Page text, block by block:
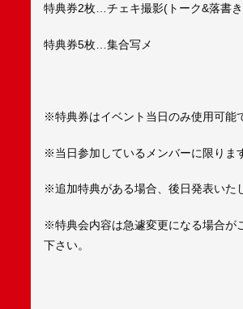
特典券2枚…チェキ撮影(トーク&落書
特典券5枚…集合写メ
※特典券はイベント当日のみ使用可能
※当日参加しているメンバーに限りま
※追加特典がある場合、後日発表いた
※特典会内容は急遽変更になる場合が
下さい。